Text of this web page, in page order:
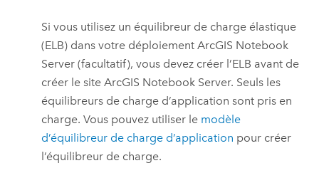
Si vous utilisez un équilibreur de charge élastique
(ELB) dans votre déploiementArcGIS Notebook
Server (facultatif), vous devez créer l’ELB avant de
créer le siteArcGIS Notebook Server. Seuls les
équilibreurs de charge d’application sont pris en
charge. Vous pouvez utiliser le modèle
d’équilibreur de charge d’application pour créer
l’équilibreur de charge.